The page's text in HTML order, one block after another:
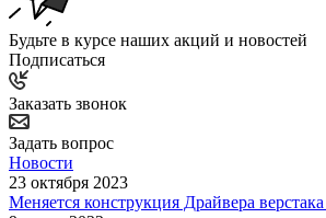
Будьте в курсе наших акций и новостей
Подписаться
Заказать звонок
Задать вопрос
Новости
23 октября 2023
Меняется конструкция Драйвера